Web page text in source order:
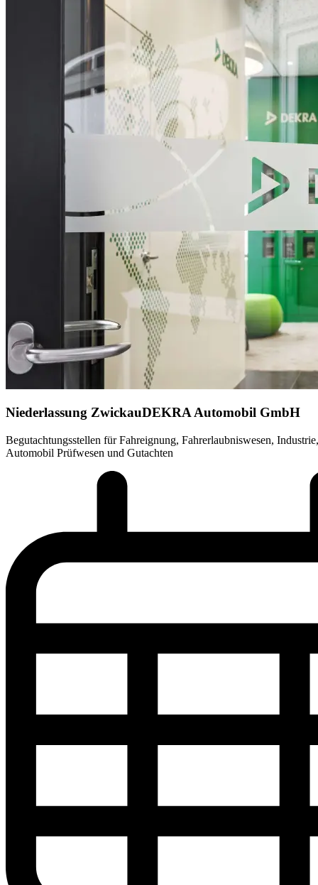
Niederlassung ZwickauDEKRA Automobil GmbH
Begutachtungsstellen für Fahreignung, Fahrerlaubniswesen,
Automobil Prüfwesen und Gutachten